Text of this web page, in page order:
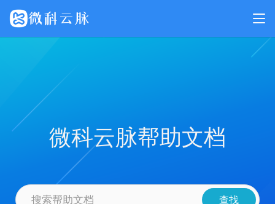
微科云脉帮助文档